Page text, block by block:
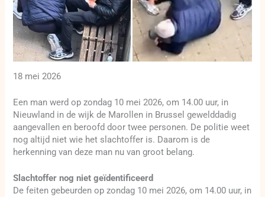
18 mei 2026
Een man werd op zondag 10 mei 2026, om 14.00 uur, in
Nieuwland in de wijk de Marollen in Brussel gewelddadig
aangevallen en beroofd door twee personen. De politie weet
nog altijd niet wie het slachtoffer is. Daarom is de
herkenning van deze man nu van groot belang.
Slachtoffer nog niet geïdentificeerd
De feiten gebeurden op zondag 10 mei 2026, om 14.00 uur, in